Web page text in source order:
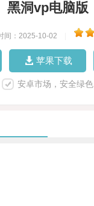
黑洞vp电脑版
间：2025-10-02
苹果下载
安卓市场，安全绿色